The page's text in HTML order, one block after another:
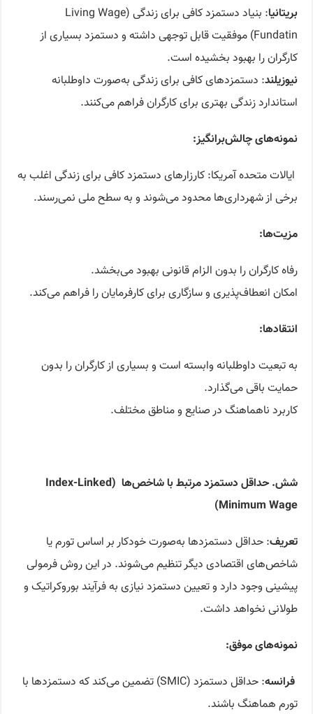
بریتانیا
:‌ بنیاد دستمزد کافی برای زندگی (Living Wage
Fundatin) موفقیت قابل توجهی داشته و دستمزد بسیاری از
کارگران را بهبود بخشیده است.
نیوزیلند: دستمزدهای کافی برای زندگی به‌صورت داوطلبانه
استاندارد زندگی بهتری برای کارگران فراهم می‌کنند.
نمونه‌های چالش‌برانگیز:
ایالات متحده آمریکا: کارزارهای دستمزد کافی برای زندگی اغلب به
برخی از شهرداری‌ها محدود می‌شوند و به سطح ملی نمی‌رسند.
مزیت‌ها:
رفاه کارگران را بدون الزام قانونی بهبود می‌بخشد.
امکان انعطاف‌پذیری و سازگاری برای کارفرمایان را فراهم می‌کند.
انتقادها:
به تبعیت داوطلبانه وابسته است و بسیاری از کارگران را بدون
حمایت باقی می‌گذارد.
کاربرد ناهماهنگ در صنایع و مناطق مختلف.
شش. حداقل دستمزد مرتبط با شاخص‌ها (Index-Linked
Minimum Wage)
تعریف: حداقل دستمزدها به‌صورت خودکار بر اساس تورم یا
شاخص‌های اقتصادی دیگر تنظیم می‌شوند. در این روش فرمولی
پیشینی وجود دارد و تعیین دستمزد نیازی به فرآیند بوروکراتیک و
طولانی نخواهد داشت.
نمونه‌های موفق‌:
فرانسه
: حداقل دستمزد (SMIC) تضمین می‌کند که دستمزدها با
تورم هماهنگ باشند.